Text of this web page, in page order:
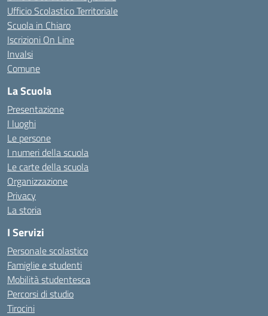
Ufficio Scolastico Territoriale
Scuola in Chiaro
Iscrizioni On Line
Invalsi
Comune
La Scuola
Presentazione
I luoghi
Le persone
I numeri della scuola
Le carte della scuola
Organizzazione
Privacy
La storia
I Servizi
Personale scolastico
Famiglie e studenti
Mobilità studentesca
Percorsi di studio
Tirocini